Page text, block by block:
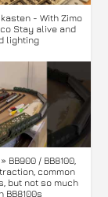
- With Zimo
Stay alive and
lighting
BB900 / BB8100,
common
but not so much
BB8100s